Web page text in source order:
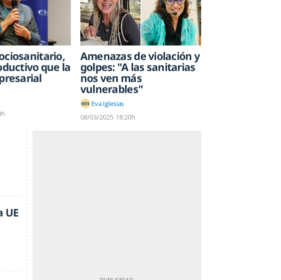
que la
Amenazas de violación y
golpes: "A las sanitarias
nos ven más
vulnerables"
Eva Iglesias
08/03/2025 18:20h
UE